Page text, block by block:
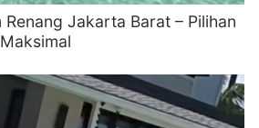
Renang Jakarta Barat – Pilihan